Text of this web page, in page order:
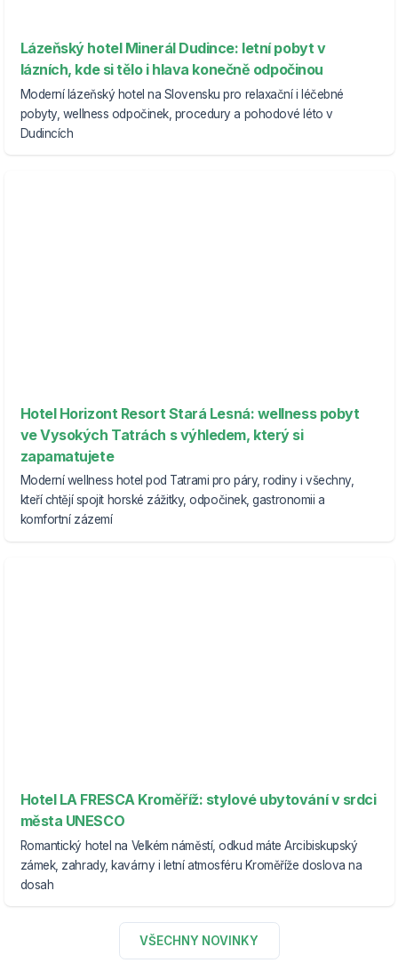
Lázeňský hotel Minerál Dudince: letní pobyt v
lázních, kde si tělo i hlava konečně odpočinou
Moderní lázeňský hotel na Slovensku pro relaxační i léčebné
pobyty, wellness odpočinek, procedury a pohodové léto v
Dudincích
Hotel Horizont Resort Stará Lesná: wellness pobyt
ve Vysokých Tatrách s výhledem, který si
zapamatujete
Moderní wellness hotel pod Tatrami pro páry, rodiny i všechny,
kteří chtějí spojit horské zážitky, odpočinek, gastronomii a
komfortní zázemí
Hotel LA FRESCA Kroměříž: stylové ubytování v srdci
města UNESCO
Romantický hotel na Velkém náměstí, odkud máte Arcibiskupský
zámek, zahrady, kavárny i letní atmosféru Kroměříže doslova na
dosah
VŠECHNY NOVINKY